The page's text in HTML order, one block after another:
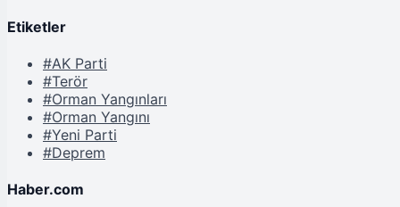
Etiketler
#AK Parti
#Terör
#Orman Yangınları
#Orman Yangını
#Yeni Parti
#Deprem
Haber.com